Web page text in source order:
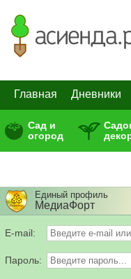
Главная Дневники
Сад и
огород
Единый профиль
МедиаФорт
E-mail:
Пароль: